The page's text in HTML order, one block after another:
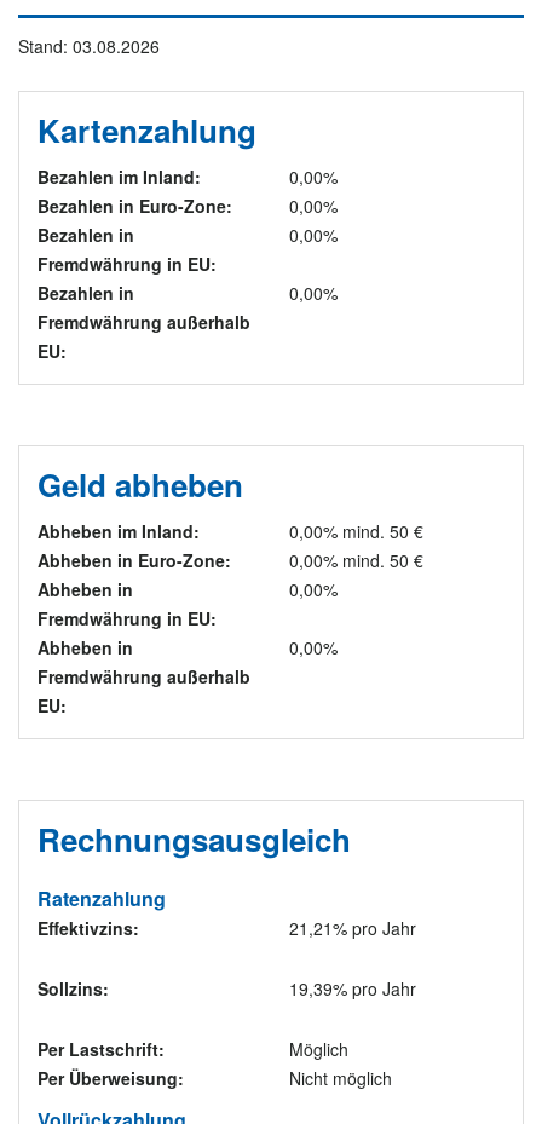
Stand: 03.08.2026
Kartenzahlung
Bezahlen im Inland:
0,00%
Bezahlen in Euro-Zone:
0,00%
Bezahlen in
Fremdwährung in EU:
0,00%
Bezahlen in
Fremdwährung außerhalb
EU:
0,00%
Geld abheben
Abheben im Inland:
0,00% mind. 50 €
Abheben in Euro-Zone:
0,00% mind. 50 €
Abheben in
Fremdwährung in EU:
0,00%
Abheben in
Fremdwährung außerhalb
EU:
0,00%
Rechnungsausgleich
Ratenzahlung
Effektivzins: 21,21% pro Jahr
Sollzins: 19,39% pro Jahr
Per Lastschrift:
Möglich
Per Überweisung:
Nicht möglich